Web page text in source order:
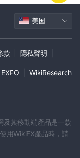
美国
款 隱私聲明
EXPO WikiResearch
及其移動端產品是一款
用WikiFX產品時，請